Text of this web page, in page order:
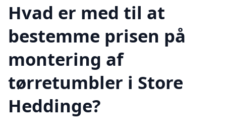
Hvad er med til at
bestemme prisen på
montering af
tørretumbler i Store
Heddinge?